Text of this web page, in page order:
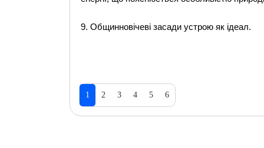
9. Общинновічеві засади устрою як ідеал.
1 2 3 4 5 6